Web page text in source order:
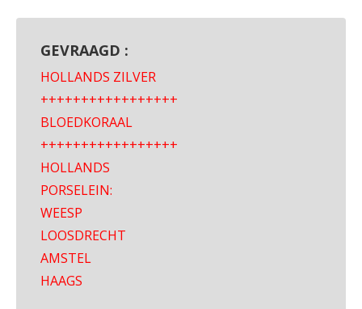
GEVRAAGD :
HOLLANDS ZILVER
+++++++++++++++++
BLOEDKORAAL
+++++++++++++++++
HOLLANDS
PORSELEIN:
WEESP
LOOSDRECHT
AMSTEL
HAAGS